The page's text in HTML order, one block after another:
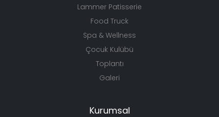
Lammer Patisserie
Food Truck
Spa & Wellness
Çocuk Kulübü
Toplantı
Galeri
Kurumsal